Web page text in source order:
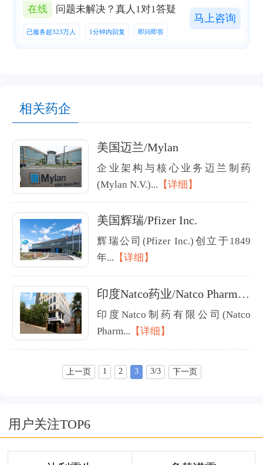
在线 问题未解决？真人1对1答疑
已服务超323万人 1分钟内回复 即问即答
马上咨询
相关药企
美国迈兰/Mylan
企业架构与核心业务迈兰制药
(Mylan N.V.)... 【详细】
美国辉瑞/Pfizer Inc.
辉瑞公司(Pfizer Inc.)创立于1849
年... 【详细】
印度Natco药业/Natco Pharma Limited.
印度Natco制药有限公司(Natco
Pharm... 【详细】
上一页 1 2 3 3/3 下一页
用户关注TOP6